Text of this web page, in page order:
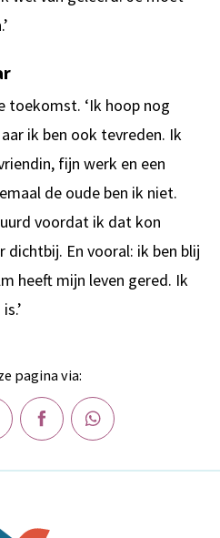
toekomst. ‘Ik hoop nog
ik ben ook tevreden. Ik
fijn werk en een
de oude ben ik niet.
voordat ik dat kon
dichtbij. En vooral: ik ben blij
heeft mijn leven gered. Ik
pagina via: